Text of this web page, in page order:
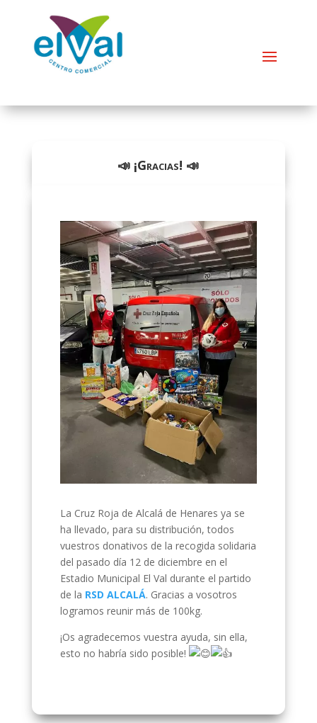
📣 ¡Gracias! 📣
La Cruz Roja de Alcalá de Henares ya se
ha llevado, para su distribución, todos
vuestros donativos de la recogida solidaria
del pasado día 12 de diciembre en el
Estadio Municipal El Val durante el partido
de la RSD ALCALÁ. Gracias a vosotros
logramos reunir más de 100kg.
¡Os agradecemos vuestra ayuda, sin ella,
esto no habría sido posible!